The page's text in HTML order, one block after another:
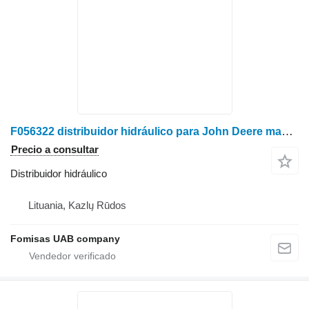
F056322 distribuidor hidráulico para John Deere maquinaria forestal
Precio a consultar
Distribuidor hidráulico
Lituania, Kazlų Rūdos
Fomisas UAB company